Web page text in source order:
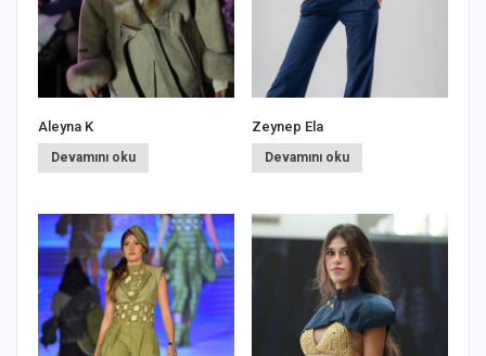
Aleyna K
Devamını oku
Zeynep Ela
Devamını oku